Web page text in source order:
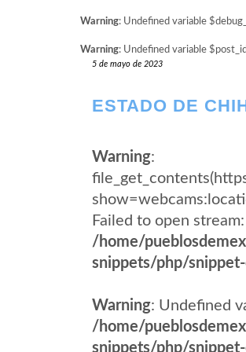
Warning: Undefined variable
Warning: Undefined variable
5 de mayo de 2023
ESTADO DE
Warning:
Failed to open
/home/
snippets/php/snippet-
Warning: Undefined
/home/
snippets/php/snippet-